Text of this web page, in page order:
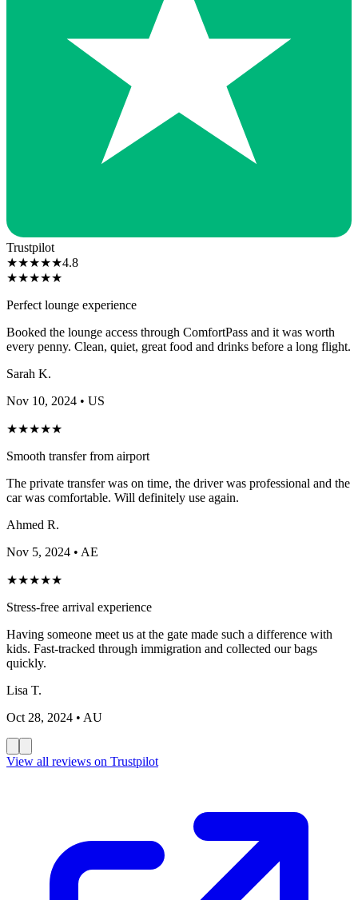
Trustpilot
★★★★★4.8
★★★★★
Perfect lounge experience
Booked the lounge access through ComfortPass and it was worth
every penny. Clean, quiet, great food and drinks before a long flight.
Sarah K.
Nov 10, 2024 • US
★★★★★
Smooth transfer from airport
The private transfer was on time, the driver was professional and the
car was comfortable. Will definitely use again.
Ahmed R.
Nov 5, 2024 • AE
★★★★★
Stress-free arrival experience
Having someone meet us at the gate made such a difference with
kids. Fast-tracked through immigration and collected our bags
quickly.
Lisa T.
Oct 28, 2024 • AU
View all reviews on Trustpilot